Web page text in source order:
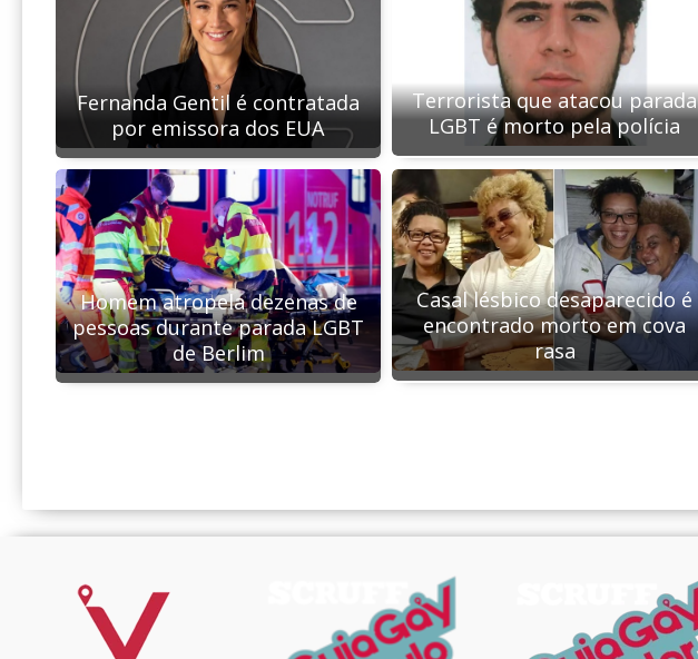
Fernanda Gentil é contratada
por emissora dos EUA
Terrorista que atacou parada
LGBT é morto pela polícia
Homem atropela dezenas de
pessoas durante parada LGBT
de Berlim
Casal lésbico desaparecido é
encontrado morto em cova
rasa